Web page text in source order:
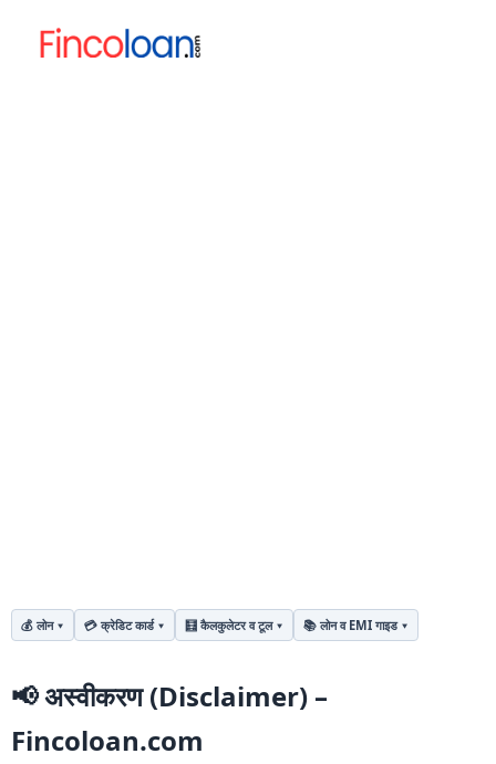
💰 लोन 💳 क्रेडिट कार्ड 🧮 कैलकुलेटर व टूल 📚 लोन व EMI गाइड
⚠️
अस्वीकरण
📢 अस्वीकरण (Disclaimer) –
Fincoloan.com